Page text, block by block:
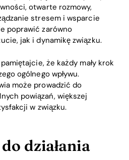
otwarte rozmowy,
stresem i wsparcie
poprawić zarówno
jak i dynamikę związku.
że każdy mały krok
ogólnego wpływu.
może prowadzić do
powiązań, większej
w związku.
działania